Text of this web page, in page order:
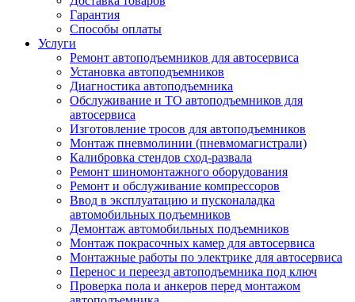
Гарантия
Способы оплаты
Услуги
Ремонт автоподъемников для автосервиса
Установка автоподъемников
Диагностика автоподъемника
Обслуживание и ТО автоподъемников для
автосервиса
Изготовление тросов для автоподъемников
Монтаж пневмолинии (пневмомагистрали)
Калибровка стендов сход-развала
Ремонт шиномонтажного оборудования
Ремонт и обслуживание компрессоров
Ввод в эксплуатацию и пусконаладка
автомобильных подъемников
Демонтаж автомобильных подъемников
Монтаж покрасочных камер для автосервиса
Монтажные работы по электрике для автосервиса
Перенос и переезд автоподъемника под ключ
Проверка пола и анкеров перед монтажом